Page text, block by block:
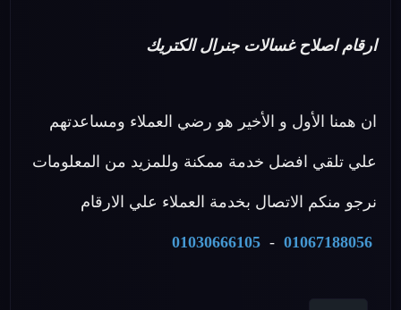
ارقام اصلاح غسالات جنرال الكتريك
ان همنا الأول و الأخير هو رضي العملاء ومساعدتهم
علي تلقي افضل خدمة ممكنة وللمزيد من المعلومات
نرجو منكم الاتصال بخدمة العملاء علي الارقام
01067188056
-
01030666105